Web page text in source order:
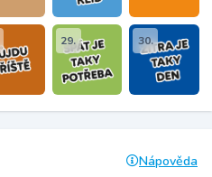
29. 30.
Nápověda